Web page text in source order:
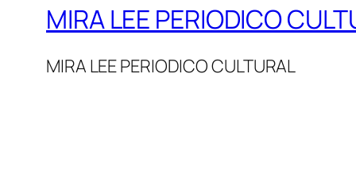
MIRA LEE PERIODICO
MIRA LEE PERIODICO CULTURAL